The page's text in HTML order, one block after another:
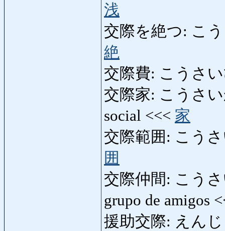
浅
交際を絶つ: こう
絶
交際費: こうさい
交際家: こうさい
social <<< 家
交際範囲: こう
囲
交際仲間: こうさ
grupo de amigos
援助交際: えんじ